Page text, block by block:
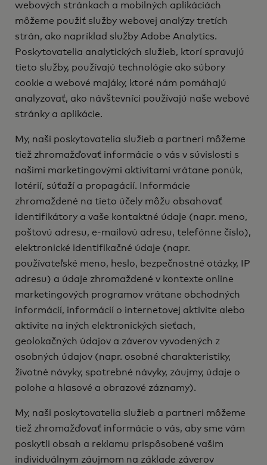
webových stránkach a mobilných aplikáciách
môžeme použiť služby webovej analýzy tretích
strán, ako napríklad služby Adobe Analytics.
Poskytovatelia analytických služieb, ktorí spravujú
tieto služby, používajú technológie ako súbory
cookie a webové majáky, ktoré nám pomáhajú
analyzovať, ako návštevníci používajú naše webové
stránky a aplikácie.
My, naši poskytovatelia služieb a partneri môžeme
tiež zhromažďovať informácie o vás v súvislosti s
našimi marketingovými aktivitami vrátane ponúk,
lotérií, súťaží a propagácií. Informácie
zhromaždené na tieto účely môžu obsahovať
identifikátory a vaše kontaktné údaje (napr. meno,
poštovú adresu, e-mailovú adresu, telefónne číslo),
elektronické identifikačné údaje (napr.
používateľské meno, heslo, bezpečnostné otázky, IP
adresu) a údaje zhromaždené v kontexte online
marketingových programov vrátane obchodných
informácií, informácií o internetovej aktivite alebo
aktivite na iných elektronických sieťach,
geolokačných údajov a záverov vyvodených z
osobných údajov (napr. osobné charakteristiky,
životné návyky, spotrebné návyky, záujmy, údaje o
polohe a hlasové a obrazové záznamy).
My, naši poskytovatelia služieb a partneri môžeme
tiež zhromažďovať informácie o vás, aby sme vám
poskytli obsah a reklamu prispôsobené vašim
individuálnym záujmom na základe záverov